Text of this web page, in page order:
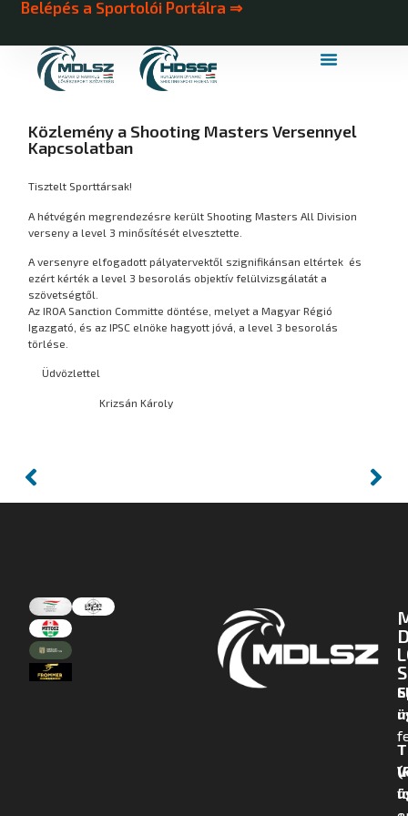
Belépés a Sportolói Portálra ⇒
Közlemény a Shooting Masters Versennyel
Kapcsolatban
Tisztelt Sporttársak!
A hétvégén megrendezésre került Shooting Masters All Division
verseny a level 3 minősítését elvesztette.
A versenyre elfogadott pályatervektől szignifikánsan eltértek és
ezért kérték a level 3 besorolás objektív felülvizsgálatát a
szövetségtől.
Az IROA Sanction Committe döntése, melyet a Magyar Régió
Igazgató, és az IPSC elnöke hagyott jóvá, a level 3 besorolás
törlése.
Üdvözlettel
Krizsán Károly